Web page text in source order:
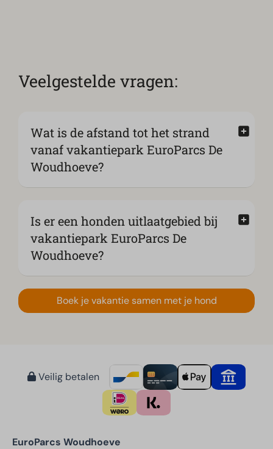
Veelgestelde vragen:
Wat is de afstand tot het strand
vanaf vakantiepark EuroParcs De
Woudhoeve?
Is er een honden uitlaatgebied bij
vakantiepark EuroParcs De
Woudhoeve?
Boek je vakantie samen met je hond
Veilig betalen
EuroParcs Woudhoeve